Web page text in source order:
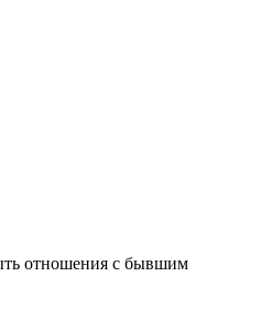
отношения с бывшим